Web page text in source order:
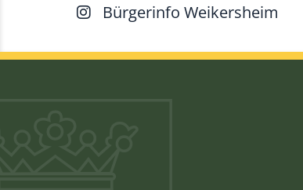
Bürgerinfo Weikersheim